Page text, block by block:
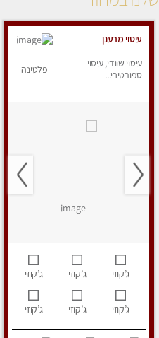
עיסוי מרענן
עיסוי שוודי, עיסוי
ספורטיבי...
פלטינה
ג’קוזי ג’קוזי ג’קוזי
ג’קוזי ג’קוזי ג’קוזי